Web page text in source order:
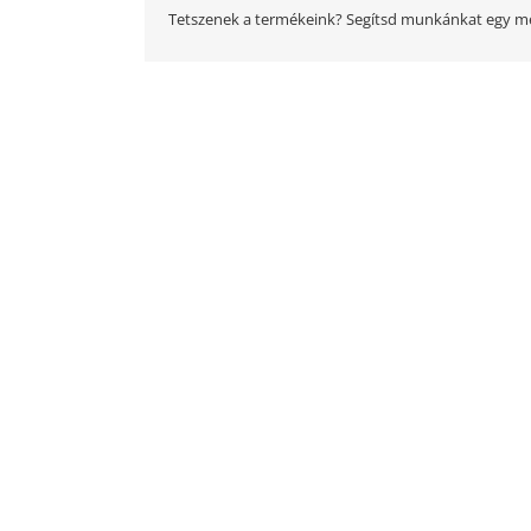
Tetszenek a termékeink? Segítsd munkánkat egy